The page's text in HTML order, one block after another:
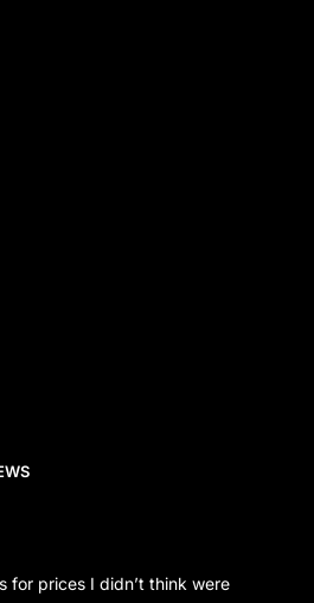
for prices I didn’t think were